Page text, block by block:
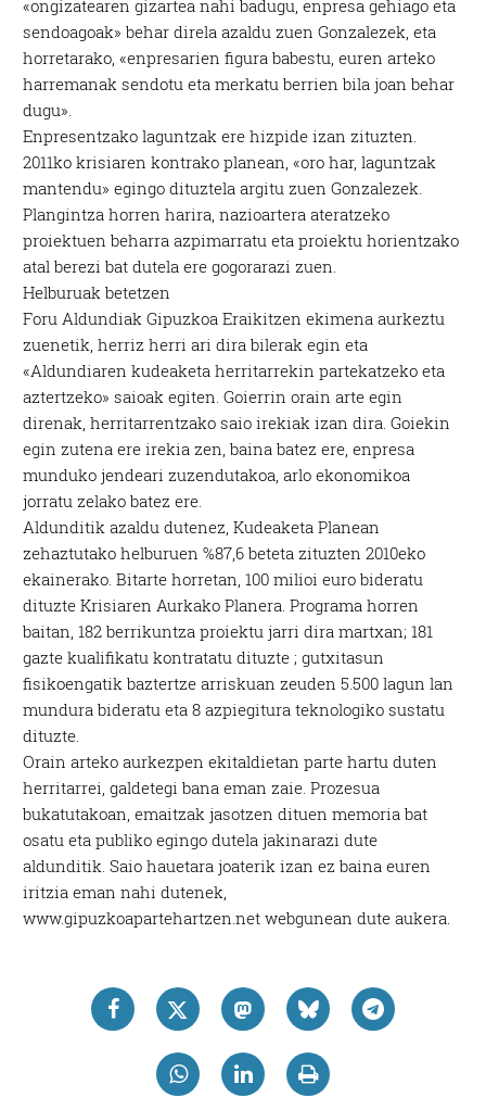
«ongizatearen gizartea nahi badugu, enpresa gehiago eta
sendoagoak» behar direla azaldu zuen Gonzalezek, eta
horretarako, «enpresarien figura babestu, euren arteko
harremanak sendotu eta merkatu berrien bila joan behar
dugu».
Enpresentzako laguntzak ere hizpide izan zituzten.
2011ko krisiaren kontrako planean, «oro har, laguntzak
mantendu» egingo dituztela argitu zuen Gonzalezek.
Plangintza horren harira, nazioartera ateratzeko
proiektuen beharra azpimarratu eta proiektu horientzako
atal berezi bat dutela ere gogorarazi zuen.
Helburuak betetzen
Foru Aldundiak Gipuzkoa Eraikitzen ekimena aurkeztu
zuenetik, herriz herri ari dira bilerak egin eta
«Aldundiaren kudeaketa herritarrekin partekatzeko eta
aztertzeko» saioak egiten. Goierrin orain arte egin
direnak, herritarrentzako saio irekiak izan dira. Goiekin
egin zutena ere irekia zen, baina batez ere, enpresa
munduko jendeari zuzendutakoa, arlo ekonomikoa
jorratu zelako batez ere.
Aldunditik azaldu dutenez, Kudeaketa Planean
zehaztutako helburuen %87,6 beteta zituzten 2010eko
ekainerako. Bitarte horretan, 100 milioi euro bideratu
dituzte Krisiaren Aurkako Planera. Programa horren
baitan, 182 berrikuntza proiektu jarri dira martxan; 181
gazte kualifikatu kontratatu dituzte ; gutxitasun
fisikoengatik baztertze arriskuan zeuden 5.500 lagun lan
mundura bideratu eta 8 azpiegitura teknologiko sustatu
dituzte.
Orain arteko aurkezpen ekitaldietan parte hartu duten
herritarrei, galdetegi bana eman zaie. Prozesua
bukatutakoan, emaitzak jasotzen dituen memoria bat
osatu eta publiko egingo dutela jakinarazi dute
aldunditik. Saio hauetara joaterik izan ez baina euren
iritzia eman nahi dutenek,
www.gipuzkoapartehartzen.net webgunean dute aukera.